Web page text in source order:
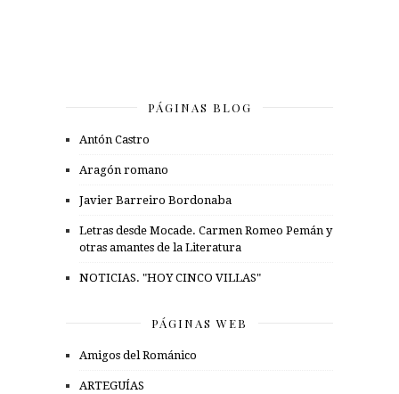
PÁGINAS BLOG
Antón Castro
Aragón romano
Javier Barreiro Bordonaba
Letras desde Mocade. Carmen Romeo Pemán y
otras amantes de la Literatura
NOTICIAS. "HOY CINCO VILLAS"
PÁGINAS WEB
Amigos del Románico
ARTEGUÍAS